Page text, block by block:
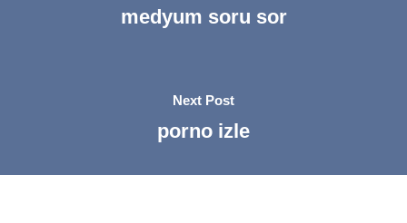
medyum soru sor
Next Post
porno izle